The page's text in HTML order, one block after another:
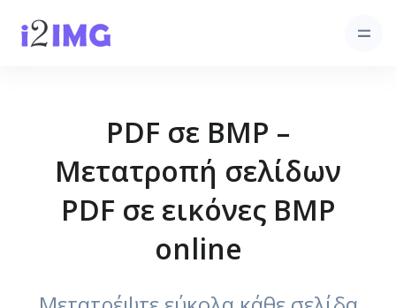
PDF σε BMP –
Μετατροπή σελίδων
PDF σε εικόνες BMP
online